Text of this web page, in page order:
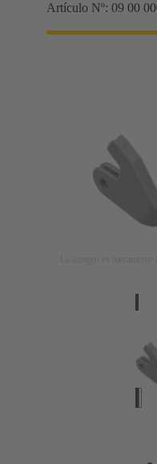
Artículo Nº: 09 00